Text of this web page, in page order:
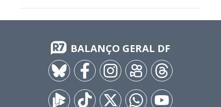
BALANÇO GERAL DF